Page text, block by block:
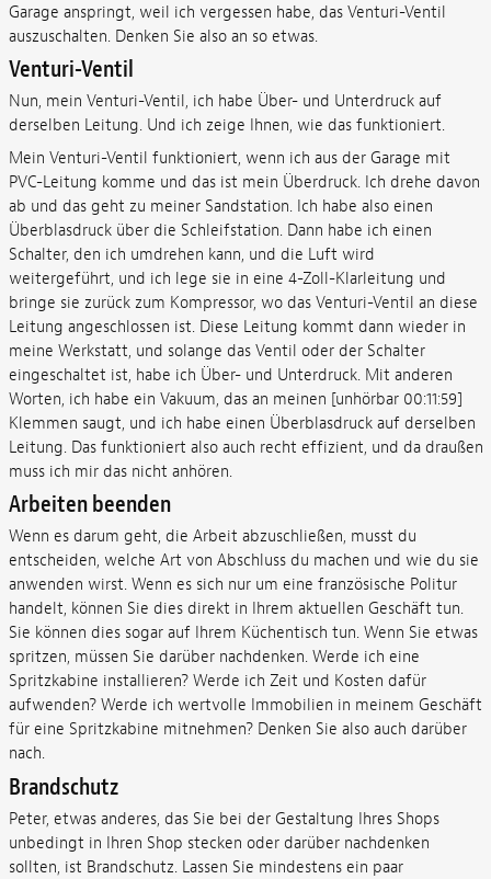
Garage anspringt, weil ich vergessen habe, das Venturi-Ventil
auszuschalten. Denken Sie also an so etwas.
Venturi-Ventil
Nun, mein Venturi-Ventil, ich habe Über- und Unterdruck auf
derselben Leitung. Und ich zeige Ihnen, wie das funktioniert.
Mein Venturi-Ventil funktioniert, wenn ich aus der Garage mit
PVC-Leitung komme und das ist mein Überdruck. Ich drehe davon
ab und das geht zu meiner Sandstation. Ich habe also einen
Überblasdruck über die Schleifstation. Dann habe ich einen
Schalter, den ich umdrehen kann, und die Luft wird
weitergeführt, und ich lege sie in eine 4-Zoll-Klarleitung und
bringe sie zurück zum Kompressor, wo das Venturi-Ventil an diese
Leitung angeschlossen ist. Diese Leitung kommt dann wieder in
meine Werkstatt, und solange das Ventil oder der Schalter
eingeschaltet ist, habe ich Über- und Unterdruck. Mit anderen
Worten, ich habe ein Vakuum, das an meinen [unhörbar 00:11:59]
Klemmen saugt, und ich habe einen Überblasdruck auf derselben
Leitung. Das funktioniert also auch recht effizient, und da draußen
muss ich mir das nicht anhören.
Arbeiten beenden
Wenn es darum geht, die Arbeit abzuschließen, musst du
entscheiden, welche Art von Abschluss du machen und wie du sie
anwenden wirst. Wenn es sich nur um eine französische Politur
handelt, können Sie dies direkt in Ihrem aktuellen Geschäft tun.
Sie können dies sogar auf Ihrem Küchentisch tun. Wenn Sie etwas
spritzen, müssen Sie darüber nachdenken. Werde ich eine
Spritzkabine installieren? Werde ich Zeit und Kosten dafür
aufwenden? Werde ich wertvolle Immobilien in meinem Geschäft
für eine Spritzkabine mitnehmen? Denken Sie also auch darüber
nach.
Brandschutz
Peter, etwas anderes, das Sie bei der Gestaltung Ihres Shops
unbedingt in Ihren Shop stecken oder darüber nachdenken
sollten, ist Brandschutz. Lassen Sie mindestens ein paar